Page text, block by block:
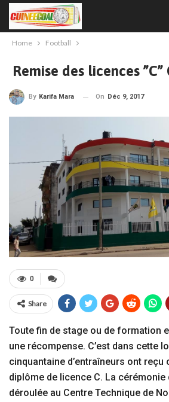
Home Football
Remise des licences ”C”
By Karifa Mara On Déc 9, 2017
0
Share
Toute fin de stage ou de formation
une récompense. C’est dans cette
cinquantaine d’entraîneurs ont reçu
diplôme de licence C. La cérémonie
déroulée au Centre Technique de